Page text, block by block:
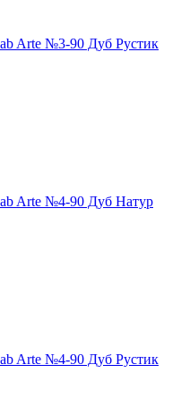
Arte №3-90 Дуб Рустик
Arte №4-90 Дуб Натур
Arte №4-90 Дуб Рустик